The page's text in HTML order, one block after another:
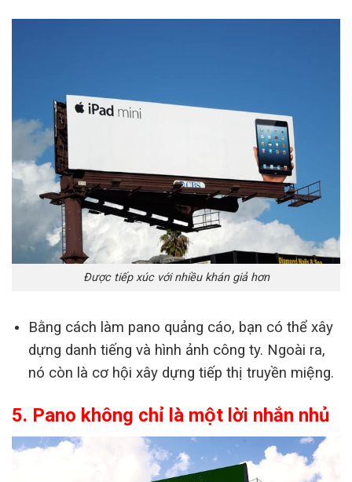
Được tiếp xúc với nhiều khán giả hơn
Bằng cách làm pano quảng cáo, bạn có thể xây
dựng danh tiếng và hình ảnh công ty. Ngoài ra,
nó còn là cơ hội xây dựng tiếp thị truyền miệng.
5. Pano không chỉ là một lời nhắn nhủ